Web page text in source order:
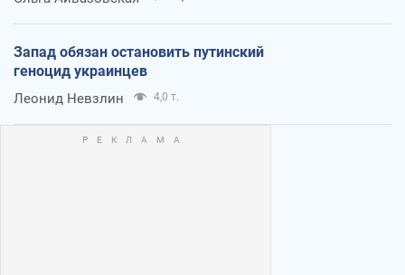
Запад обязан остановить путинский
геноцид украинцев
Леонид Невзлин 4,0 т.